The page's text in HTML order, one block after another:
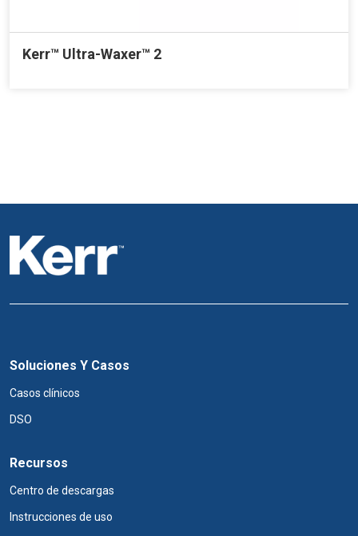
Kerr™ Ultra-Waxer™ 2
Soluciones Y Casos
Casos clínicos
DSO
Recursos
Centro de descargas
Instrucciones de uso